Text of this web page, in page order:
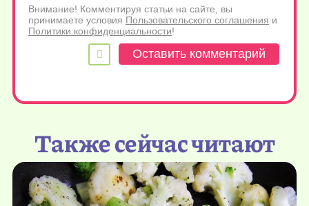
Внимание! Комментируя статьи на сайте, вы
принимаете условия Пользовательского соглашения и
Политики конфиденциальности!
Также сейчас читают